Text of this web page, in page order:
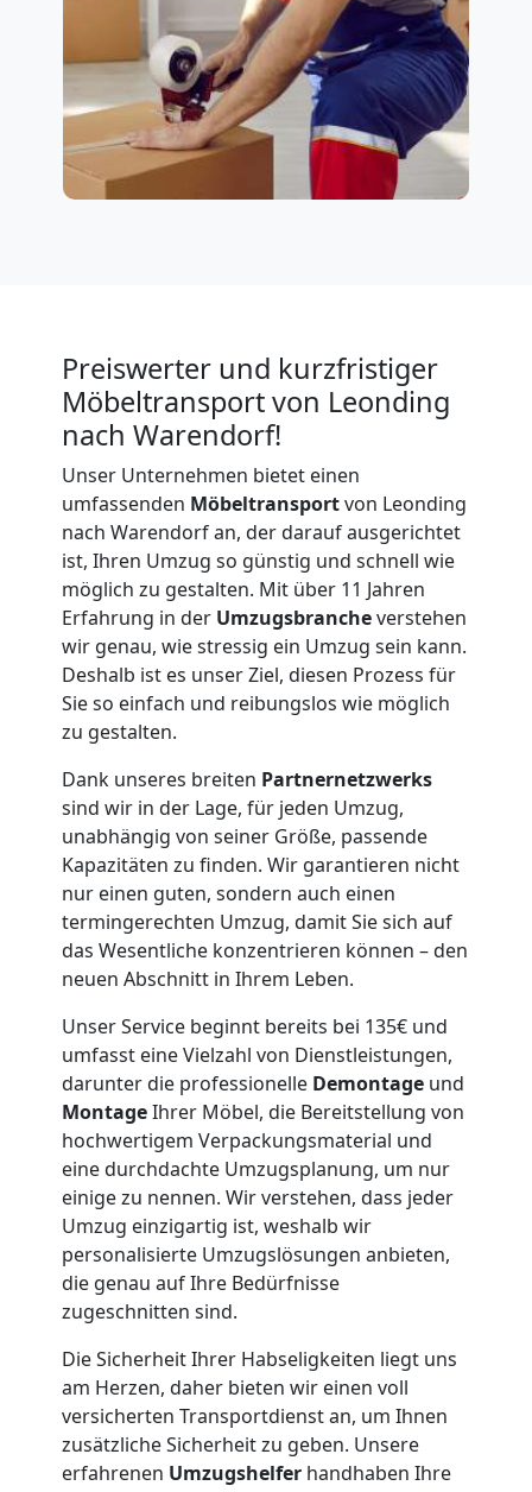
Preiswerter und kurzfristiger
Möbeltransport von Leonding
nach Warendorf!
Unser Unternehmen bietet einen
umfassenden Möbeltransportvon Leonding
nach Warendorf an, der darauf ausgerichtet
ist, Ihren Umzug so günstig und schnell wie
möglich zu gestalten. Mit über 11 Jahren
Erfahrung in der Umzugsbrancheverstehen
wir genau, wie stressig ein Umzug sein kann.
Deshalb ist es unser Ziel, diesen Prozess für
Sie so einfach und reibungslos wie möglich
zu gestalten.
Dank unseres breiten Partnernetzwerks
sind wir in der Lage, für jeden Umzug,
unabhängig von seiner Größe, passende
Kapazitäten zu finden. Wir garantieren nicht
nur einen guten, sondern auch einen
termingerechten Umzug, damit Sie sich auf
das Wesentliche konzentrieren können – den
neuen Abschnitt in Ihrem Leben.
Unser Service beginnt bereits bei 135€ und
umfasst eine Vielzahl von Dienstleistungen,
darunter die professionelle Demontage und
MontageIhrer Möbel, die Bereitstellung von
hochwertigem Verpackungsmaterial und
eine durchdachte Umzugsplanung, um nur
einige zu nennen. Wir verstehen, dass jeder
Umzug einzigartig ist, weshalb wir
personalisierte Umzugslösungen anbieten,
die genau auf Ihre Bedürfnisse
zugeschnitten sind.
Die Sicherheit Ihrer Habseligkeiten liegt uns
am Herzen, daher bieten wir einen voll
versicherten Transportdienst an, um Ihnen
zusätzliche Sicherheit zu geben. Unsere
erfahrenen Umzugshelfer handhaben Ihre
Umzugshelfer
Leonding
Möbeltaxi
Leonding
Kleintransport
Leonding
Möbelmontage
Leonding